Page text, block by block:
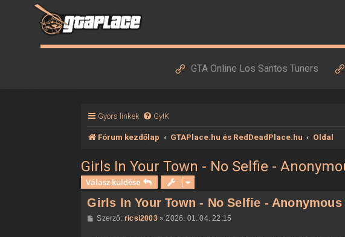
GTA Online Los Santos Tuners
Gyors linkek GyIK
Fórum kezdőlap GTAPlace.hu és RedDeadPlace.hu Oldal
Girls In Your Town - No Selfie -
Válasz küldése
Girls In Your Town - No Selfie - Anonymous
H
Szerző:ricsi2003»2026. 01. 04. 22:15